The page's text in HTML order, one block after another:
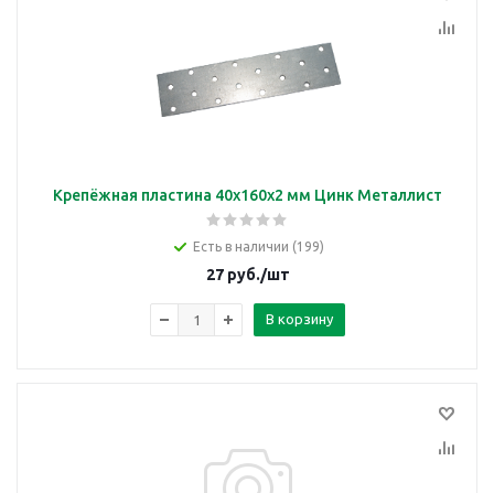
Крепёжная пластина 40х160х2 мм Цинк Металлист
Есть в наличии (199)
27руб./шт
В корзину